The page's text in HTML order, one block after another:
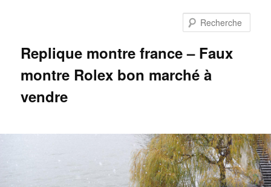
Replique montre france – Faux
montre Rolex bon marché à
vendre